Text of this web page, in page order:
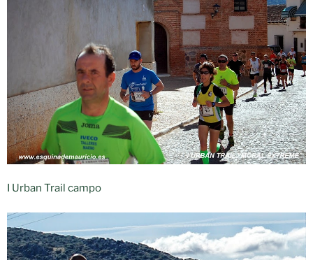
I Urban Trail campo